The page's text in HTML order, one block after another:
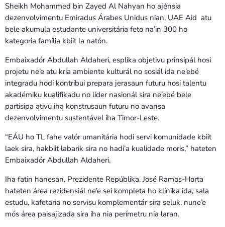
Sheikh Mohammed bin Zayed Al Nahyan ho ajénsia
dezenvolvimentu Emiradus Árabes Unidus nian, UAE Aid atu
bele akumula estudante universitária feto na’in 300 ho
kategoria família kbiit la natón.
Embaixadór Abdullah Aldaheri, esplika objetivu prinsipál hosi
projetu ne’e atu kria ambiente kulturál no sosiál ida ne’ebé
integradu hodi kontribui prepara jerasaun futuru hosi talentu
akadémiku kualifikadu no líder nasionál sira ne’ebé bele
partisipa ativu iha konstrusaun futuru no avansa
dezenvolvimentu sustentável iha Timor-Leste.
“EÁU ho TL fahe valór umanitária hodi servi komunidade kbiit
laek sira, hakbiit labarik sira no hadi’a kualidade moris,” hateten
Embaixadór Abdullah Aldaheri.
Iha fatin hanesan, Prezidente Repúblika, José Ramos-Horta
hateten área rezidensiál ne’e sei kompleta ho klínika ida, sala
estudu, kafetaria no servisu komplementár sira seluk, nune’e
mós área paisajizada sira iha nia perímetru nia laran.